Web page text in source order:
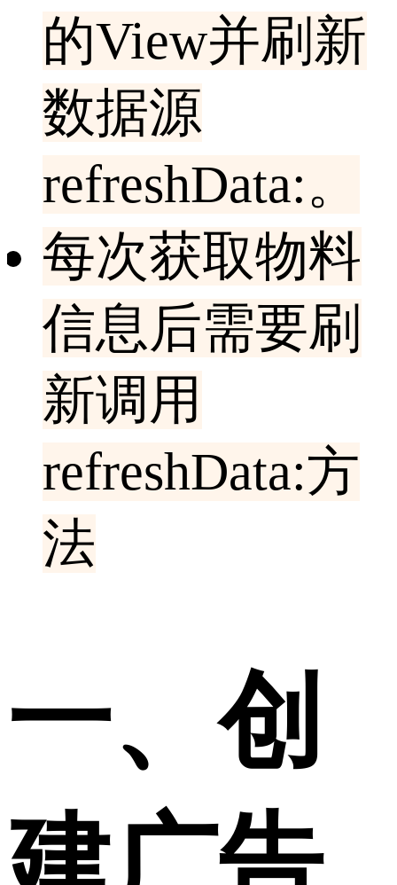
的View并刷新
数据源
refreshData:。
每次获取物料
信息后需要刷
新调用
refreshData:方
法
一、创